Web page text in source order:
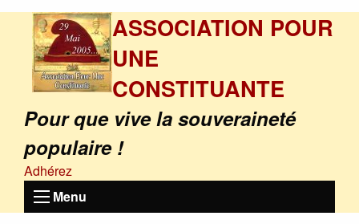
ASSOCIATION POUR
UNE
CONSTITUANTE
Pour que vive la souveraineté
populaire !
Adhérez
Menu